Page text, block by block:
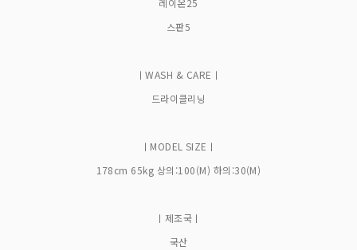
레이온25
스판5
ㅣWASH & CAREㅣ
드라이클리닝
ㅣMODEL SIZEㅣ
178cm 65kg 상의:100(M) 하의:30(M)
ㅣ제조국ㅣ
국산